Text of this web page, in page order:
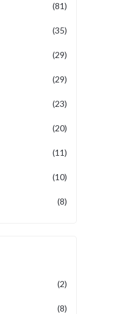
(81)
(35)
(29)
(29)
(23)
(20)
(11)
(10)
(8)
(2)
(8)